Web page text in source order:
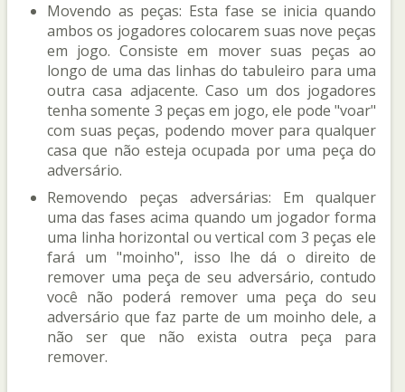
Movendo as peças: Esta fase se inicia quando
ambos os jogadores colocarem suas nove peças
em jogo. Consiste em mover suas peças ao
longo de uma das linhas do tabuleiro para uma
outra casa adjacente. Caso um dos jogadores
tenha somente 3 peças em jogo, ele pode "voar"
com suas peças, podendo mover para qualquer
casa que não esteja ocupada por uma peça do
adversário.
Removendo peças adversárias: Em qualquer
uma das fases acima quando um jogador forma
uma linha horizontal ou vertical com 3 peças ele
fará um "moinho", isso lhe dá o direito de
remover uma peça de seu adversário, contudo
você não poderá remover uma peça do seu
adversário que faz parte de um moinho dele, a
não ser que não exista outra peça para
remover.